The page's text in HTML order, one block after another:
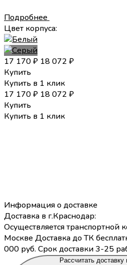
Подробнее
Цвет корпуса:
17 170₽ 18 072 ₽
Купить
Купить в 1 клик
17 170₽ 18 072 ₽
Купить
Купить в 1 клик
Информация о доставке
Доставка в г.Краснодар:
Осуществляется транспортной
Москве Доставка до ТК
000 руб. Срок доставки 3-25
Рассчитать доставку